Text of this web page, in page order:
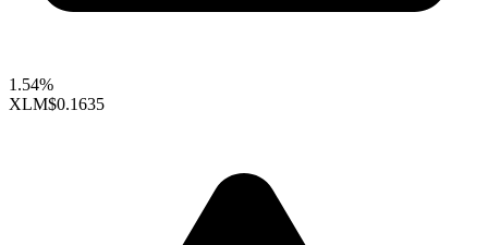
1.54%
XLM$0.1635